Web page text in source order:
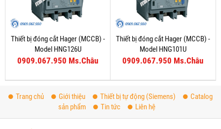
Thiết bị đóng cắt Hager (MCCB) -
Model HNG126U
0909.067.950 Ms.Châu
Thiết bị đóng cắt Hager (MCCB) -
Model HNG101U
0909.067.950 Ms.Châu
Trang chủ Giới thiệu Thiết bị tự động (Siemens)
Catalog
sản phẩm
Tin tức Liên hệ